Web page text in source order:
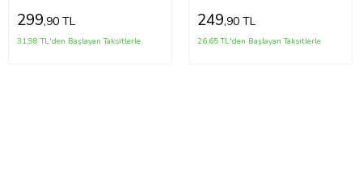
299,90 TL
31,98 TL'den Başlayan Taksitlerle
249,90 TL
26,65 TL'den Başlayan Taksitlerle